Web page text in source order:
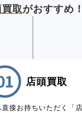
取がおすすめ！
店頭買取
接お持ちいただく「店